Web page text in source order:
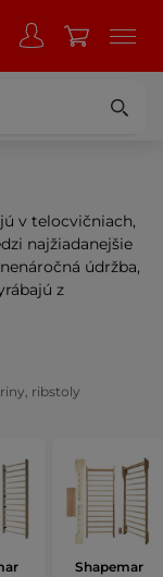
v telocvičniach,
najžiadanejšie
údržba,
z
ribstoly
Shapemar